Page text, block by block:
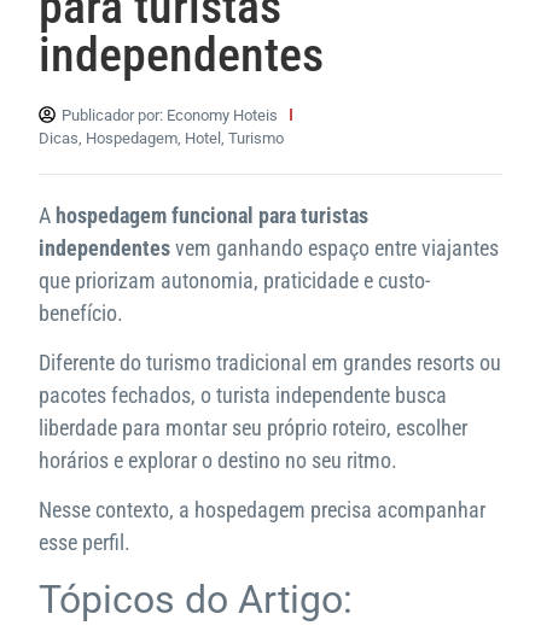
independentes
Publicador por: Economy Hoteis
Dicas Hospedagem Hotel Turismo
A hospedagem funcional para turistas
independentesvem ganhando espaço entre viajantes
que priorizam autonomia, praticidade e custo-
benefício.
Diferente do turismo tradicional em grandes resorts ou
pacotes fechados, o turista independente busca
liberdade para montar seu próprio roteiro, escolher
horários e explorar o destino no seu ritmo.
Nesse contexto, a hospedagem precisa acompanhar
esse perfil.
Tópicos do Artigo: